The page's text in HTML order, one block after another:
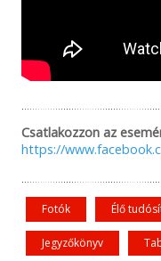
Csatlakozzon az
https://
Fotók Élő
Jegyzőkönyv